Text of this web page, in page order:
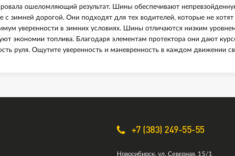
ошеломляющий результат. Шины обеспечивают
с зимней дорогой. Они подходят для тех водителей, которые не
уверенности в зимних условиях. Шины отличаются низким
экономии топлива. Благодаря элементам протектора они дают
руля. Ощутите уверенность и маневренность в каждом движении
+7 (383) 249-55-55
Новосибирск, ул. Северная, 15/1